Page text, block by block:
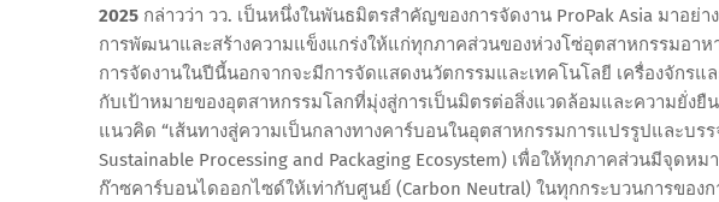
2025 กล่าวว่า วว. เป็นหนึ่งในพันธมิตรสำคัญของการจัดงาน ProPak Asia มาอย่
การพัฒนาและสร้างความแข็งแกร่งให้แก่ทุกภาคส่วนของห่วงโซ่อุตสาหกรรมอา
การจัดงานในปีนี้นอกจากจะมีการจัดแสดงนวัตกรรมและเทคโนโลยี เครื่องจักร
กับเป้าหมายของอุตสาหกรรมโลกที่มุ่งสู่การเป็นมิตรต่อสิ่งแวดล้อมและความยั่งยื
แนวคิด “เส้นทางสู่ความเป็นกลางทางคาร์บอนในอุตสาหกรรมการแปรรูปและบร
Sustainable Processing and Packaging Ecosystem) เพื่อให้ทุกภาคส่วนมีจุด
ก๊าซคาร์บอนไดออกไซด์ให้เท่ากับศูนย์ (Carbon Neutral) ในทุกกระบวนการขอ